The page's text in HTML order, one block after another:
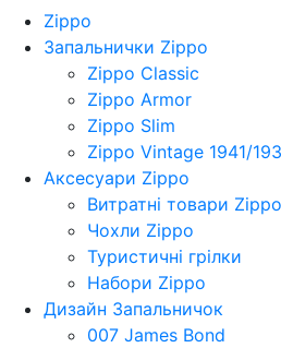
Zippo
Запальнички Zippo
Zippo Classic
Zippo Armor
Zippo Slim
Zippo Vintage 1941/
Аксесуари Zippo
Витратні товари Zippo
Чохли Zippo
Туристичні грілки
Набори Zippo
Дизайн Запальничок
007 James Bond